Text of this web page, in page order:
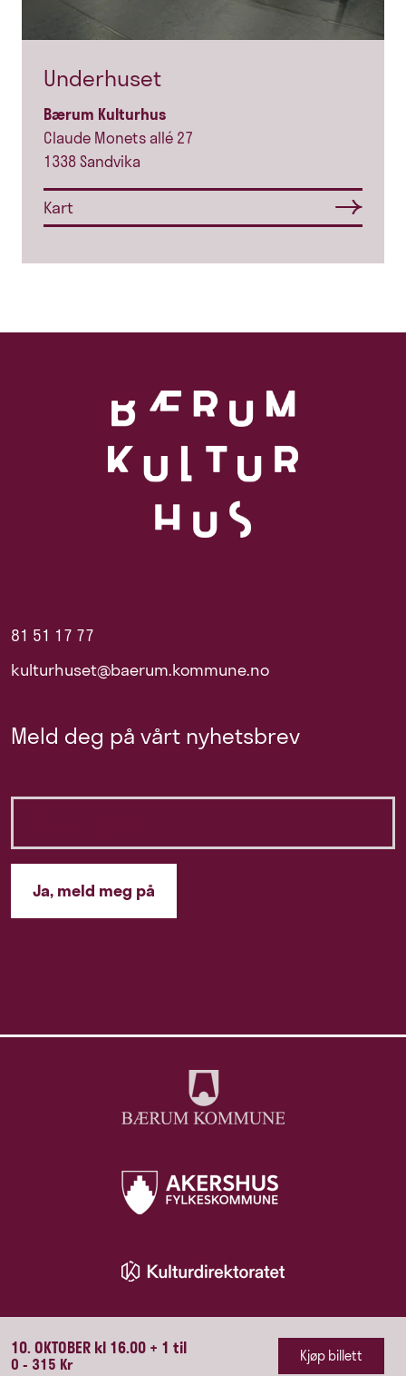
Underhuset
Bærum Kulturhus
Claude Monets allé 27
1338 Sandvika
Kart
10. OKTOBER kl 16.00 + 1 til
0 - 315 Kr Kjøp billett
81 51 17 77
kulturhuset@baerum.kommune.no
Meld deg på vårt nyhetsbrev